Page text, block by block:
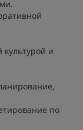
и
по